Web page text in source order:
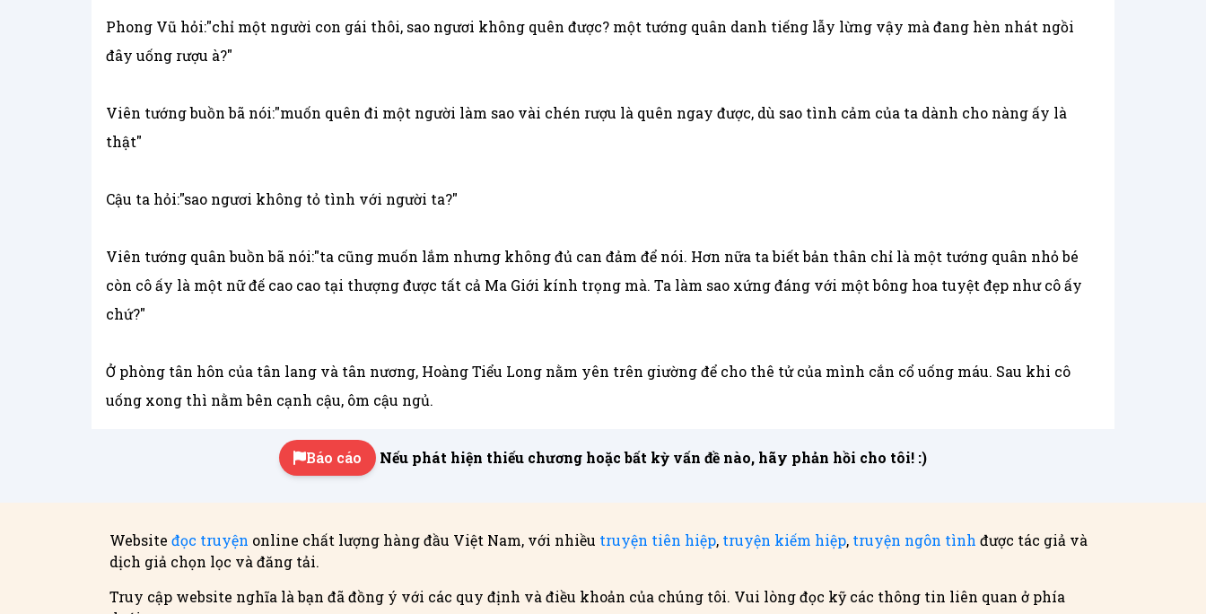
Phong Vũ hỏi:"chỉ một người con gái thôi, sao ngươi không quên được? một tướng quân danh tiếng lẫy lừng vậy mà đang hèn nhát ngồi
đây uống rượu à?"
Viên tướng buồn bã nói:"muốn quên đi một người làm sao vài chén rượu là quên ngay được, dù sao tình cảm của ta dành cho nàng ấy là
thật"
Cậu ta hỏi:"sao ngươi không tỏ tình với người ta?"
Viên tướng quân buồn bã nói:"ta cũng muốn lắm nhưng không đủ can đảm để nói. Hơn nữa ta biết bản thân chỉ là một tướng quân nhỏ bé
còn cô ấy là một nữ đế cao cao tại thượng được tất cả Ma Giới kính trọng mà. Ta làm sao xứng đáng với một bông hoa tuyệt đẹp như cô ấy
chứ?"
Ở phòng tân hôn của tân lang và tân nương, Hoàng Tiểu Long nằm yên trên giường để cho thê tử của mình cắn cổ uống máu. Sau khi cô
uống xong thì nằm bên cạnh cậu, ôm cậu ngủ.
Báo cáo Nếu phát hiện thiếu chương hoặc bất kỳ vấn đề nào, hãy phản hồi cho tôi! :)
Website đọc truyện online chất lượng hàng đầu Việt Nam, với nhiều truyện tiên hiệp, truyện kiếm hiệp, truyện ngôn tình được tác giả và
dịch giả chọn lọc và đăng tải.
Truy cập website nghĩa là bạn đã đồng ý với các quy định và điều khoản của chúng tôi. Vui lòng đọc kỹ các thông tin liên quan ở phía